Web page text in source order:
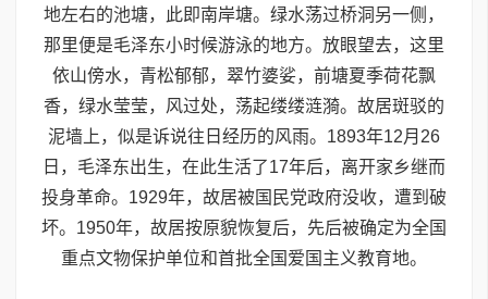
地左右的池塘，此即南岸塘。绿水荡过桥洞另一侧，
那里便是毛泽东小时候游泳的地方。放眼望去，这里
依山傍水，青松郁郁，翠竹婆娑，前塘夏季荷花飘
香，绿水莹莹，风过处，荡起缕缕涟漪。故居斑驳的
泥墙上，似是诉说往日经历的风雨。1893年12月26
日，毛泽东出生，在此生活了17年后，离开家乡继而
投身革命。1929年，故居被国民党政府没收，遭到破
坏。1950年，故居按原貌恢复后，先后被确定为全国
重点文物保护单位和首批全国爱国主义教育地。